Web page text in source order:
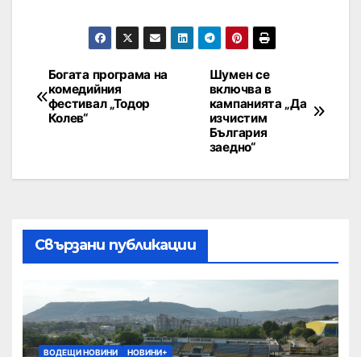
Шумен се
включва в
кампанията „Да
изчистим
България
заедно“
Богата програма на
комедийния
фестивал „Тодор
Колев“
Свързани публикации
ВОДЕЩИ НОВИНИ НОВИНИ+